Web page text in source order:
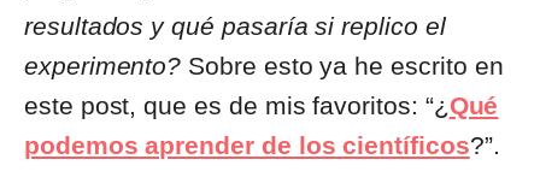
resultados y qué pasaría si replico el
experimento? Sobre esto ya he escrito en
este post, que es de mis favoritos: “¿Qué
podemos aprender de los científicos?”.